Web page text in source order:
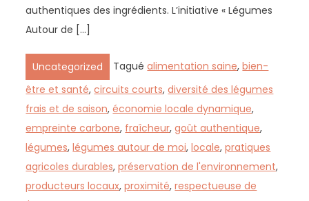
authentiques des ingrédients. L’initiative « Légumes
Autour de […]
Uncategorized Taguéalimentation saine,bien-
être et santé,circuits courts,diversité des légumes
frais et de saison,économie locale dynamique,
empreinte carbone, fraîcheur,goût authentique,
légumes,légumes autour de moi,locale,pratiques
agricoles durables,préservation de l'environnement,
producteurs locaux,proximité,respectueuse de